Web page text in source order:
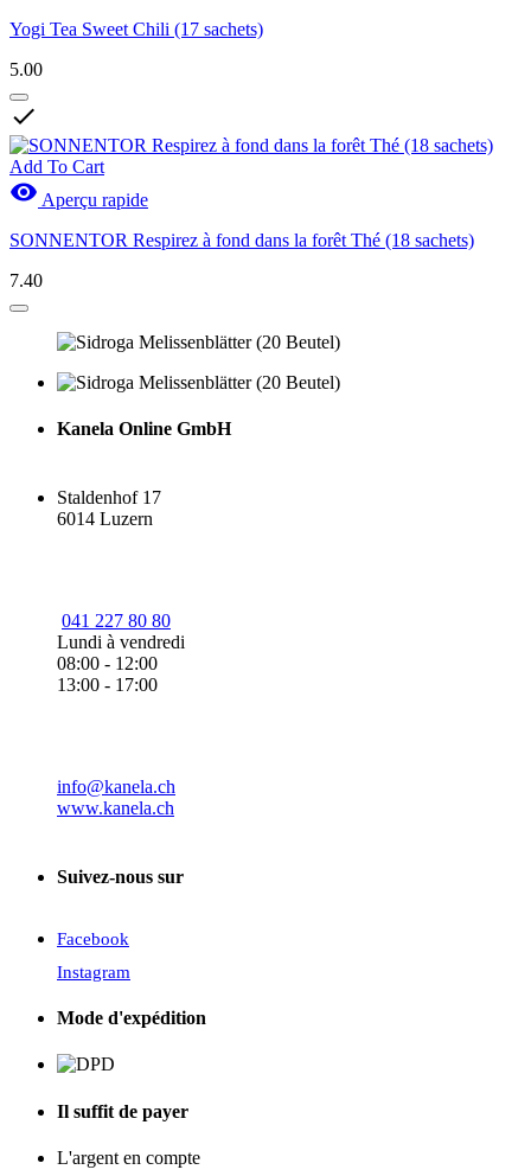
Yogi Tea Sweet Chili (17 sachets)
5.00

Add To Cart
 Aperçu rapide
SONNENTOR Respirez à fond dans la forêt Thé (18 sachets)
7.40
Kanela Online GmbH
Staldenhof 17
6014 Luzern
041 227 80 80
Lundi à vendredi
08:00 - 12:00
13:00 - 17:00
info@kanela.ch
www.kanela.ch
Suivez-nous sur
Facebook
Instagram
Mode d'expédition
Il suffit de payer
L'argent en compte